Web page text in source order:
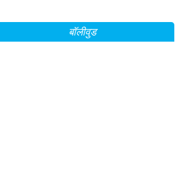
बॉलीवुड